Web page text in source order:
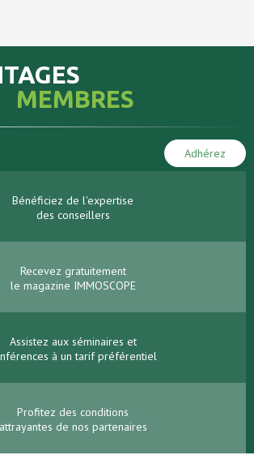
MEMBRES
Adhérez
Bénéficiez de l'expertise
des conseillers
Recevez gratuitement
le magazine IMMOSCOPE
Assistez aux séminaires et
à un tarif préférentiel
Profitez des conditions
attrayantes de nos partenaires